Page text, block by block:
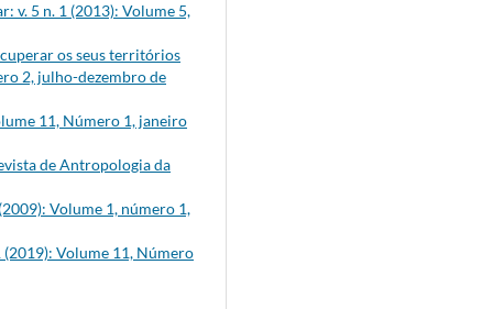
v. 5 n. 1 (2013): Volume 5,
os seus territórios
2, julho-dezembro de
11, Número 1, janeiro
de Antropologia da
Volume 1, número 1,
(2019): Volume 11, Número